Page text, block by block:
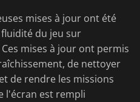
mises à jour ont été
du jeu sur
mises à jour ont permis
de nettoyer
de rendre les missions
l'écran est rempli